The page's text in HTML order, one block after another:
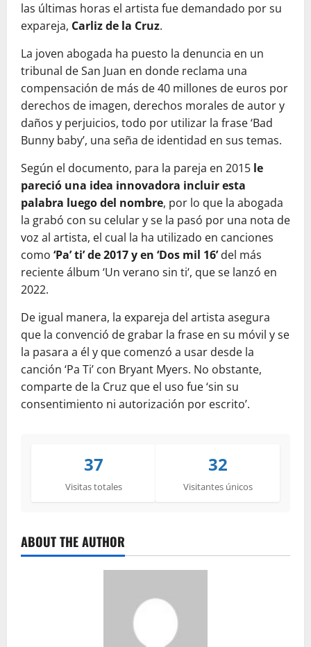
las últimas horas el artista fue demandado por su
expareja, Carliz de la Cruz.
La joven abogada ha puesto la denuncia en un
tribunal de San Juan en donde reclama una
compensación de más de 40 millones de euros por
derechos de imagen, derechos morales de autor y
daños y perjuicios, todo por utilizar la frase ‘Bad
Bunny baby’, una seña de identidad en sus temas.
Según el documento, para la pareja en 2015 le
pareció una idea innovadora incluir esta
palabra luego del nombre, por lo que la abogada
la grabó con su celular y se la pasó por una nota de
voz al artista, el cual la ha utilizado en canciones
como ‘Pa’ ti’ de 2017 y en ‘Dos mil 16’del más
reciente álbum ‘Un verano sin ti‘, que se lanzó en
2022.
De igual manera, la expareja del artista asegura
que la convenció de grabar la frase en su móvil y se
la pasara a él y que comenzó a usar desde la
canción ‘Pa Ti’ con Bryant Myers. No obstante,
comparte de la Cruz que el uso fue ‘sin su
consentimiento ni autorización por escrito’.
37
Visitas totales
32
Visitantes únicos
ABOUT THE AUTHOR